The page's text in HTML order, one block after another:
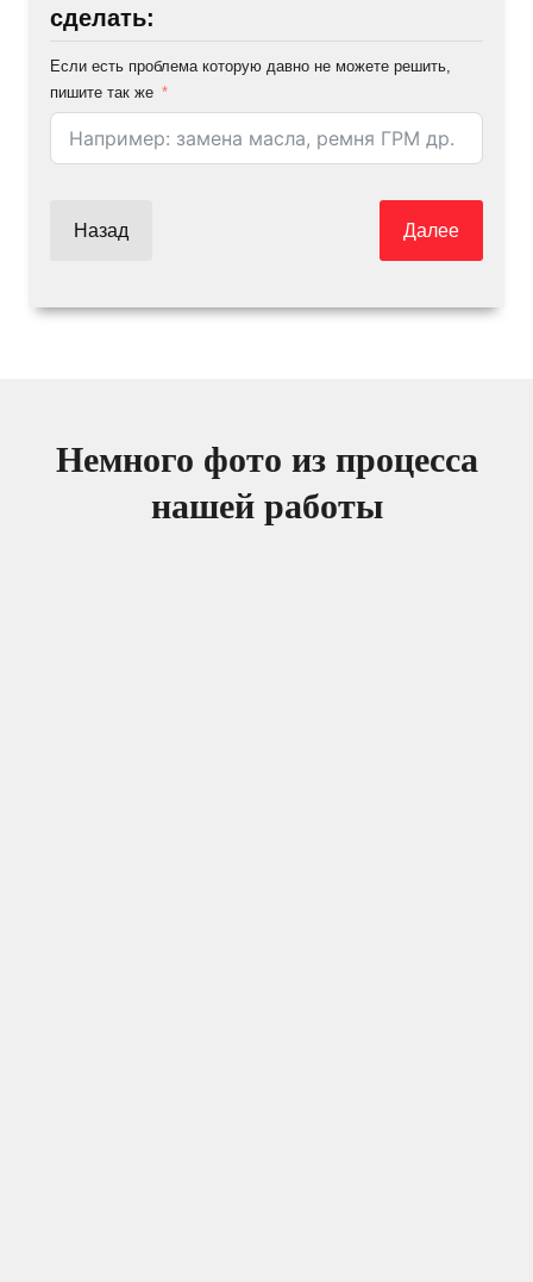
сделать:
Если есть проблема которую давно не можете решить,
пишите так же
Назад Далее
Немного фото из процесса
нашей работы